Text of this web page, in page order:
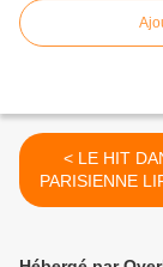
< LE HIT DANCE LA
PARISIENNE
22